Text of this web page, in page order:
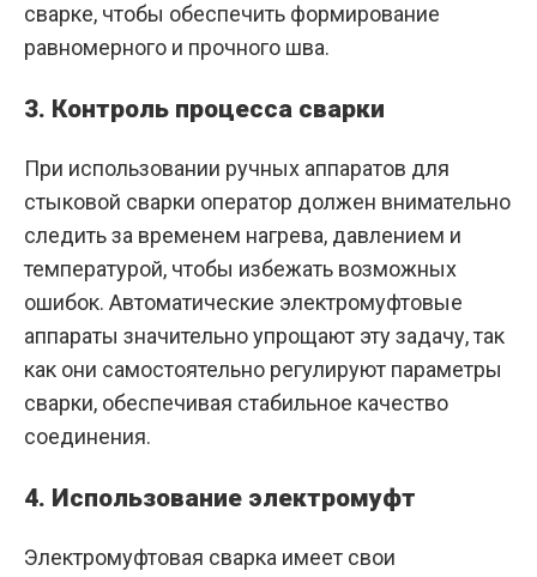
сварке, чтобы обеспечить формирование
равномерного и прочного шва.
3. Контроль процесса сварки
При использовании ручных аппаратов для
стыковой сварки оператор должен внимательно
следить за временем нагрева, давлением и
температурой, чтобы избежать возможных
ошибок. Автоматические электромуфтовые
аппараты значительно упрощают эту задачу, так
как они самостоятельно регулируют параметры
сварки, обеспечивая стабильное качество
соединения.
4. Использование электромуфт
Электромуфтовая сварка имеет свои